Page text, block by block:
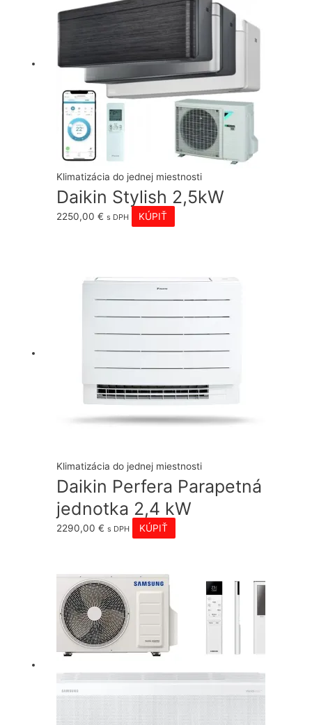
Klimatizácia do jednej miestnosti
Daikin Stylish 2,5kW
2250,00€ s DPH KÚPIŤ
Klimatizácia do jednej miestnosti
Daikin Perfera Parapetná
jednotka 2,4 kW
2290,00€ s DPH KÚPIŤ